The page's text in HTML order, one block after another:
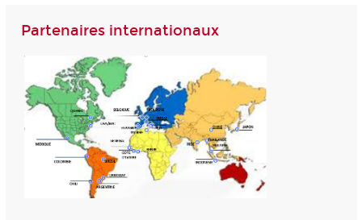
Partenaires internationaux